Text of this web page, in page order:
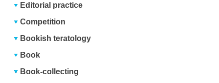
Editorial practice
Competition
Bookish teratology
Book
Book-collecting